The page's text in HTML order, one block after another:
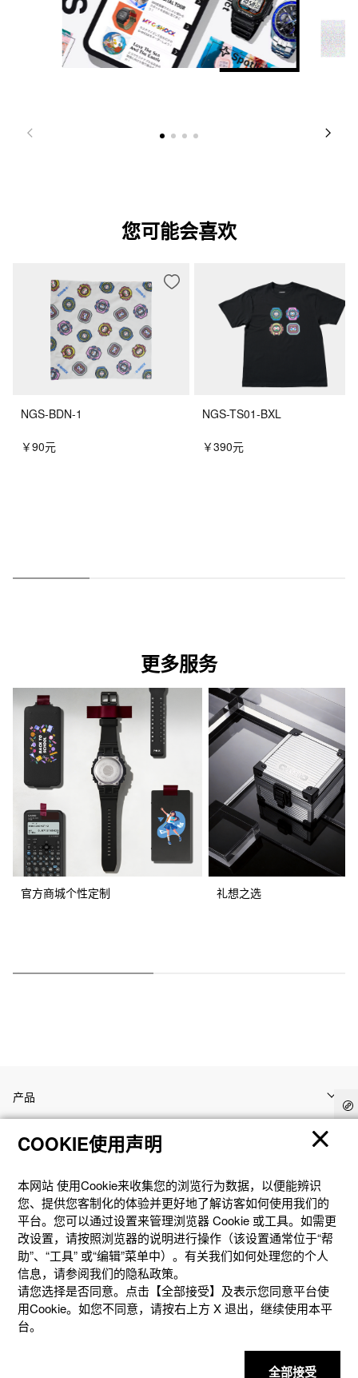
您可能会喜欢
NGS-BDN-1
￥90元
NGS-TS01-BXL
￥390元
更多服务
官方商城个性定制 礼想之选
产品
客户支持
资讯
社交媒体
© 2025 卡西欧（中国）贸易有限公司 CASIO(China) Co., Ltd
COOKIE使用声明
本网站 使⽤Cookie来收集您的浏览⾏为数据，以便能辨识
您、提供您客制化的体验并更好地了解访客如何使⽤我们的
平台。您可以通过设置来管理浏览器 Cookie 或⼯具。如需更
改设置，请按照浏览器的说明进⾏操作（该设置通常位于“帮
助”、“⼯具” 或“编辑”菜单中）。有关我们如何处理您的个⼈
信息，请参阅我们的隐私政策。
请您选择是否同意。点击【全部接受】及表示您同意平台使
用Cookie。如您不同意，请按右上⽅ X 退出，继续使⽤本平
台。
全部接受